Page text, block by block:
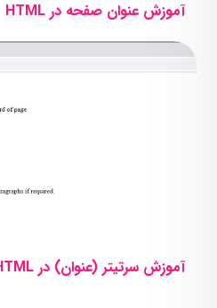
آموزش عنوان صفحه در HTML
آموزش سرتیتر (عنوان) در HTML به زبان ساده